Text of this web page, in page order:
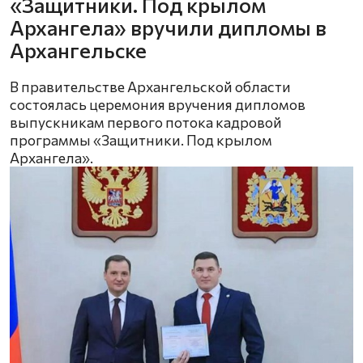
Архангела» вручили дипломы в
Архангельске
В правительстве Архангельской области
состоялась церемония вручения дипломов
выпускникам первого потока кадровой
программы «Защитники. Под крылом
Архангела».